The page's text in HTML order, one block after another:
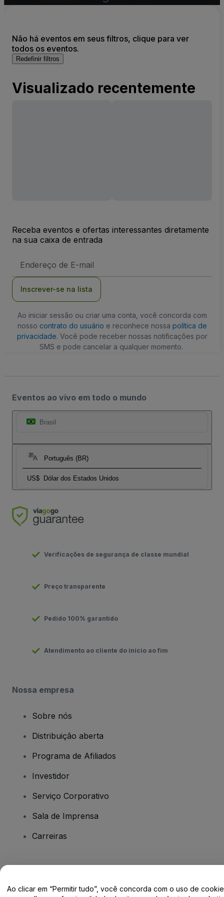
Não há eventos em seus filtros, clique para ver
todos os eventos.
Redefinir filtros
Visualizado recentemente
Receba eventos e ofertas interessantes diretamente
na sua caixa de entrada
de
Inscrever-se na lista
Ao iniciar sessão ou criar uma conta, você concorda com
nosso contrato do usuário e reconhece nossa política de
privacidade. Você pode receber nossas notificações por
SMS e pode cancelar a qualquer momento.
Eventos ao vivo em todo o mundo
Brasil
Português (BR)
US$ Dólar dos Estados Unidos
Verificações de segurança de classe mundial
Preço transparente
Pedido 100% garantido
Atendimento ao cliente do início ao fim
Nossa empresa
Sobre nós
Distribuição aberta
Programa de Afiliados
Investidor
Serviço Corporativo
Sala de Imprensa
Carreiras
Ao clicar em “Permitir tudo”, você concorda com o uso de